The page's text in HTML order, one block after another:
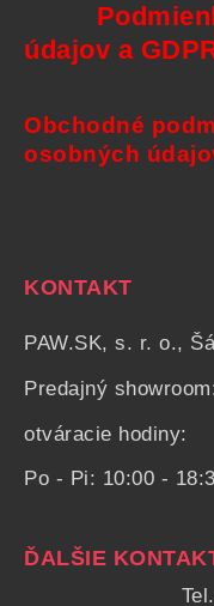
údajov a
Obchodné
osobných
KONTAKT
PAW.SK, s. r. o.,
Predajný
otváracie hodiny:
Po - Pi: 10:00 -
ĎALŠIE